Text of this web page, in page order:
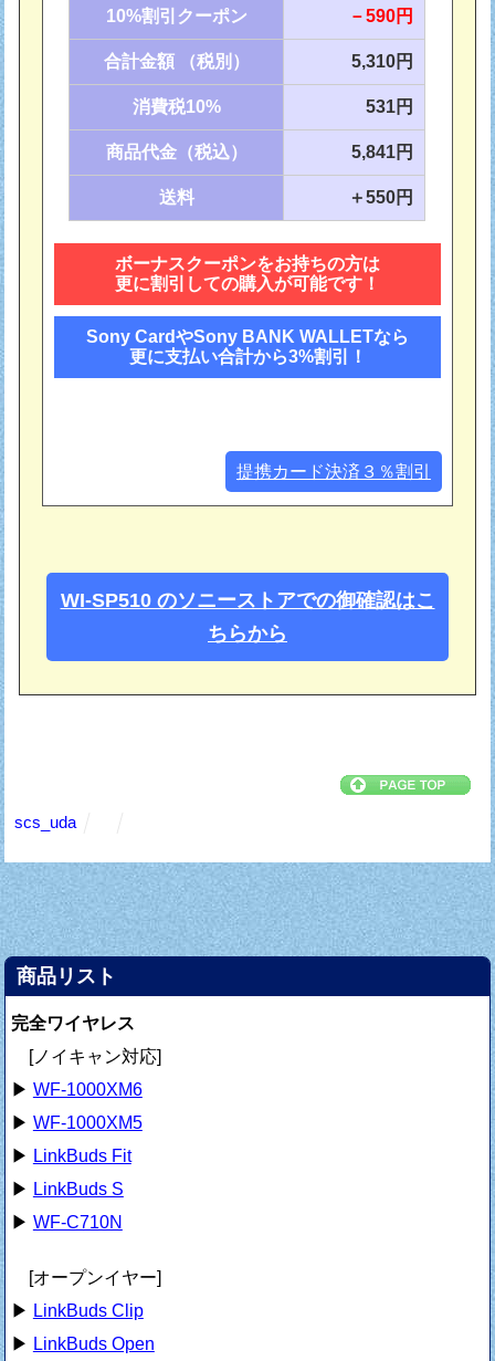
10%割引クーポン －590円
合計金額 （税別） 5,310円
消費税10% 531円
商品代金（税込） 5,841円
送料 ＋550円
ボーナスクーポンをお持ちの方は
更に割引しての購入が可能です！
Sony CardやSony BANK WALLETなら
更に支払い合計から3%割引！
提携カード決済３％割引
WI-SP510 のソニーストアでの御確認はこ
ちらから
scs_uda
商品リスト
完全ワイヤレス
[ノイキャン対応]
▶ WF-1000XM6
▶ WF-1000XM5
▶ LinkBuds Fit
▶ LinkBuds S
▶ WF-C710N
[オープンイヤー]
▶ LinkBuds Clip
▶ LinkBuds Open